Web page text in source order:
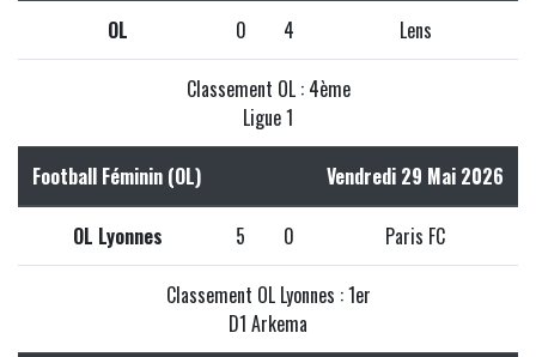
OL 0 4 Lens
Classement OL : 4ème
Ligue 1
Football Féminin (OL) Vendredi 29 Mai 2026
OL Lyonnes 5 0 Paris FC
Classement OL Lyonnes : 1er
D1 Arkema